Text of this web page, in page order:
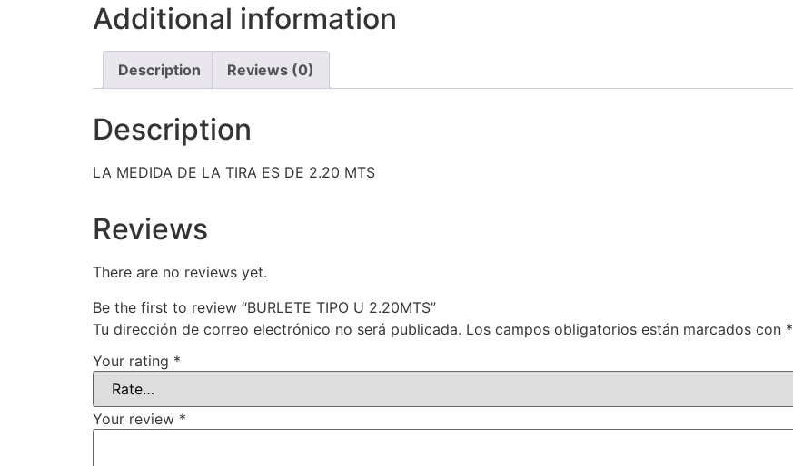
Additional information
Description Reviews (0)
Description
LA MEDIDA DE LA TIRA ES DE 2.20 MTS
Reviews
There are no reviews yet.
Be the first to review “BURLETE TIPO U 2.20MTS”
Tu dirección de correo electrónico no será publicada. Los campos obligatorios están marcados con *
Your rating *
Your review *